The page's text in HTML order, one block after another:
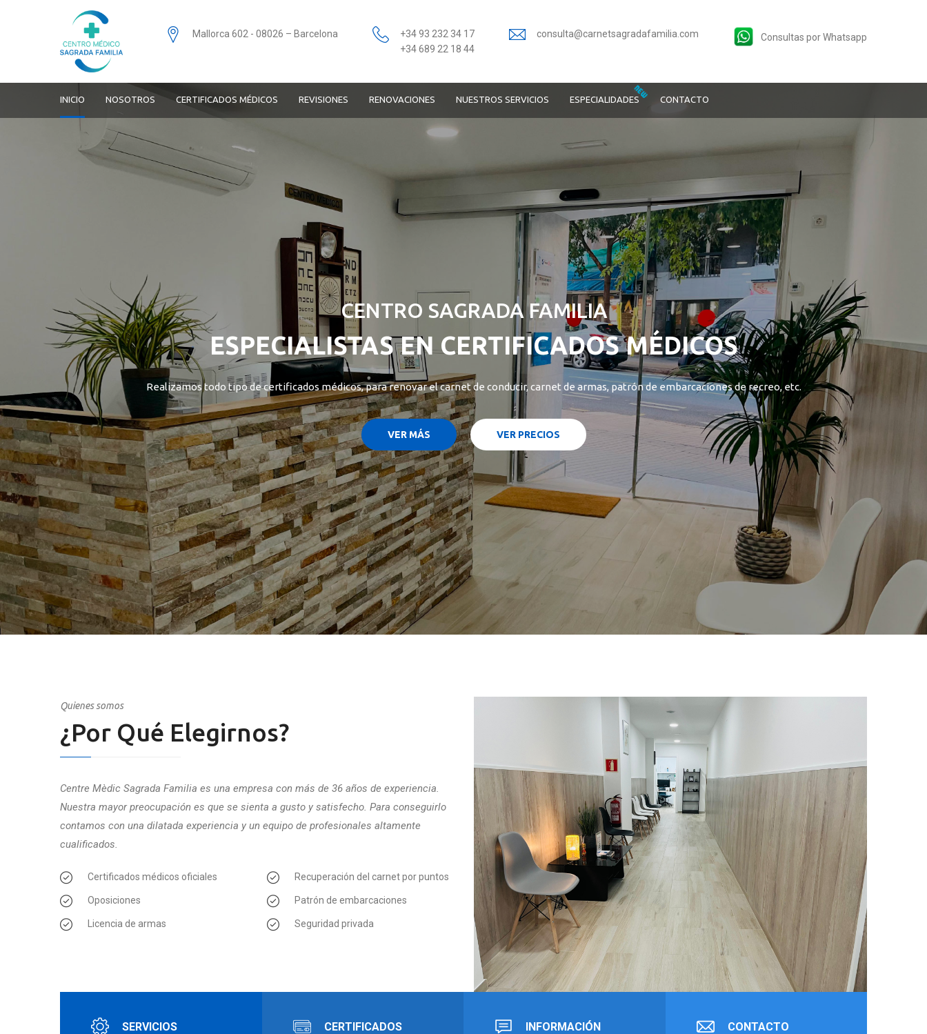
Mallorca 602 - 08026 – Barcelona
+34 93 232 34 17
+34 689 22 18 44
consulta@carnetsagradafamilia.com Consultas por Whatsapp
INICIO NOSOTROS CERTIFICADOS MÉDICOS REVISIONES RENOVACIONES NUESTROS SERVICIOS ESPECIALIDADES CONTACTO
CENTRO SAGRADA FAMILIA
ESPECIALISTAS EN CERTIFICADOS MÉDICOS
Realizamos todo tipo de certificados médicos, para renovar el carnet de conducir, carnet de armas, patrón de embarcaciones de recreo, etc.
VER MÁS VER PRECIOS
Quienes somos
¿Por Qué Elegirnos?
Centre Mèdic Sagrada Familia es una empresa con más de 36 años de experiencia.
Nuestra mayor preocupación es que se sienta a gusto y satisfecho. Para conseguirlo
contamos con una dilatada experiencia y un equipo de profesionales altamente
cualificados.
Certificados médicos oficiales
Oposiciones
Licencia de armas
Recuperación del carnet por puntos
Patrón de embarcaciones
Seguridad privada
SERVICIOS CERTIFICADOS INFORMACIÓN CONTACTO